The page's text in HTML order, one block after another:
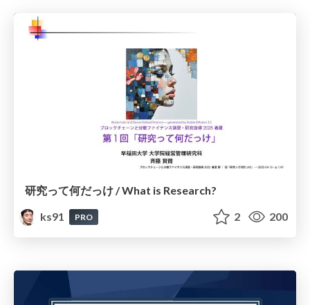
研究って何だっけ / What is Research?
ks91
PRO 2 200